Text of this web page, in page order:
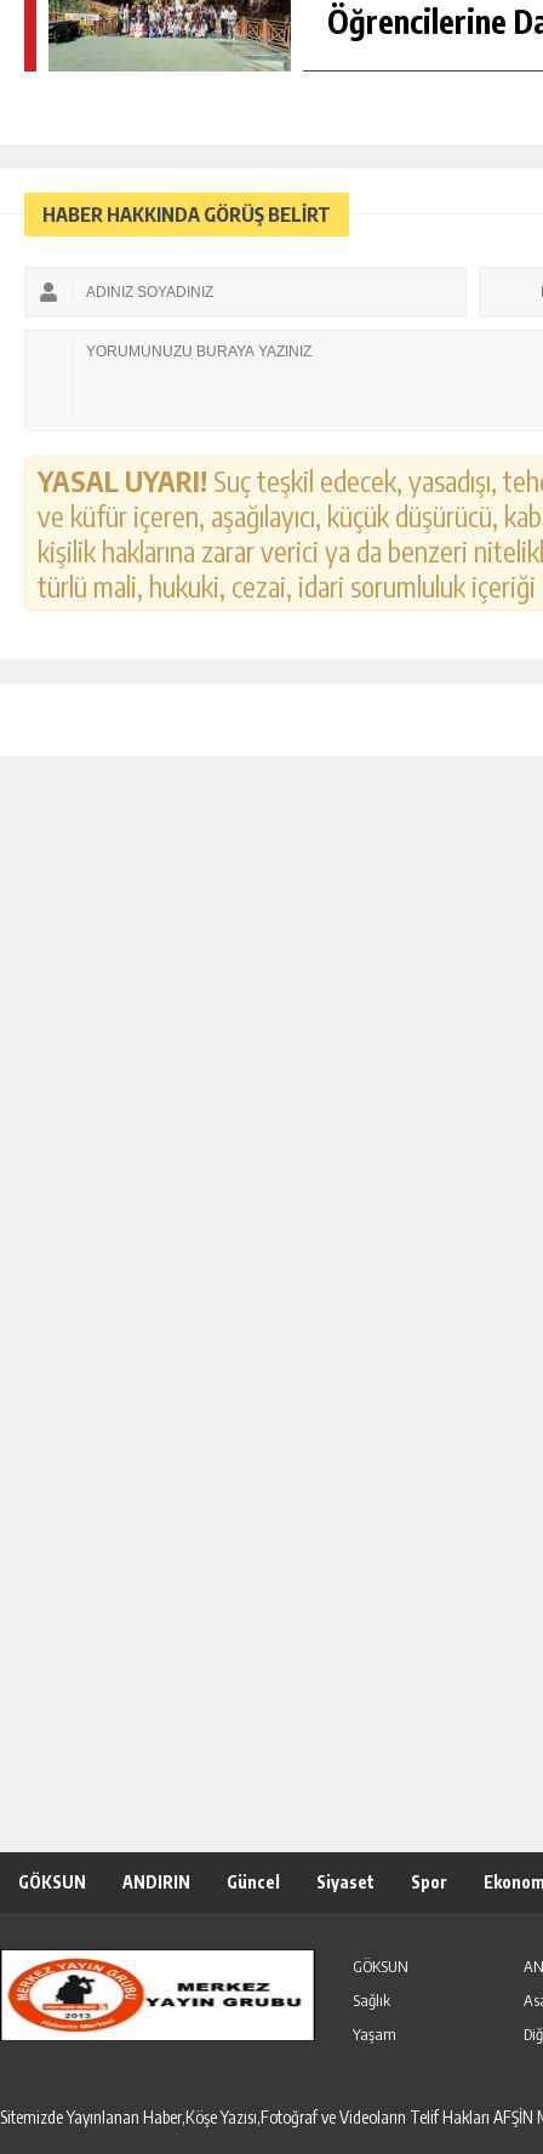
Öğrencilerine
HABER HAKKINDA GÖRÜŞ BELİRT
YASAL UYARI! Suç teşkil edecek, yasadışı,
ve küfür içeren, aşağılayıcı, küçük düşürücü,
kişilik haklarına zarar verici ya da benzeri
türlü mali, hukuki, cezai, idari sorumluluk
GÖKSUN ANDIRIN Güncel Siyaset Spor
GÖKSUN
Sağlık
Yaşam
Sitemizde Yayınlanan Haber,Köşe Yazısı,Fotoğraf ve Videoların Telif Hakları